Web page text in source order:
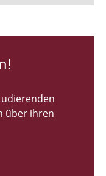
über ihren